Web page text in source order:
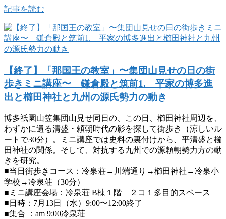
記事を読む
【終了】「那国王の教室」〜集団山見せの日の街
歩きミニ講座〜 鎌倉殿と筑前1. 平家の博多進
出と櫛田神社と九州の源氏勢力の動き
博多祇園山笠集団山見せ同日の、この日、櫛田神社周辺を、
わずかに遺る清盛・頼朝時代の影を探して街歩き（涼しいル
ートで30分）。ミニ講座では史料の裏付けから、平清盛と櫛
田神社の関係。そして、対抗する九州での源頼朝勢力方の動
きを研究。
■当日街歩きコース：冷泉荘→川端通り→櫛田神社→冷泉小
学校→冷泉荘（30分）
■ミニ講座会場：冷泉荘 B棟１階 ２コ１多目的スペース
■日時：7月13日（水）9:00〜12:00終了
■集合 ：am 9:00冷泉荘